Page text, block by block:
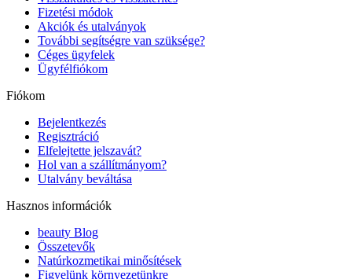
Fizetési módok
Akciók és utalványok
További segítségre van szüksége?
Céges ügyfelek
Ügyfélfiókom
Fiókom
Bejelentkezés
Regisztráció
Elfelejtette jelszavát?
Hol van a szállítmányom?
Utalvány beváltása
Hasznos információk
beauty Blog
Összetevők
Natúrkozmetikai minősítések
Figyelünk környezetünkre